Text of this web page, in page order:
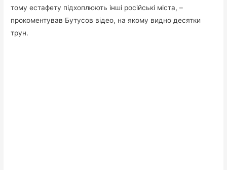
тому естафету підхоплюють інші російські міста, –
прокоментував Бутусов відео, на якому видно десятки
трун.